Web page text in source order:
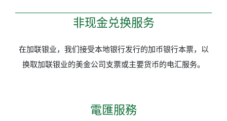
非现金兑换服务
在加联银业，我们接受本地银行发行的加币银行本票，以
换取加联银业的美金公司支票或主要货币的电汇服务。
電匯服務